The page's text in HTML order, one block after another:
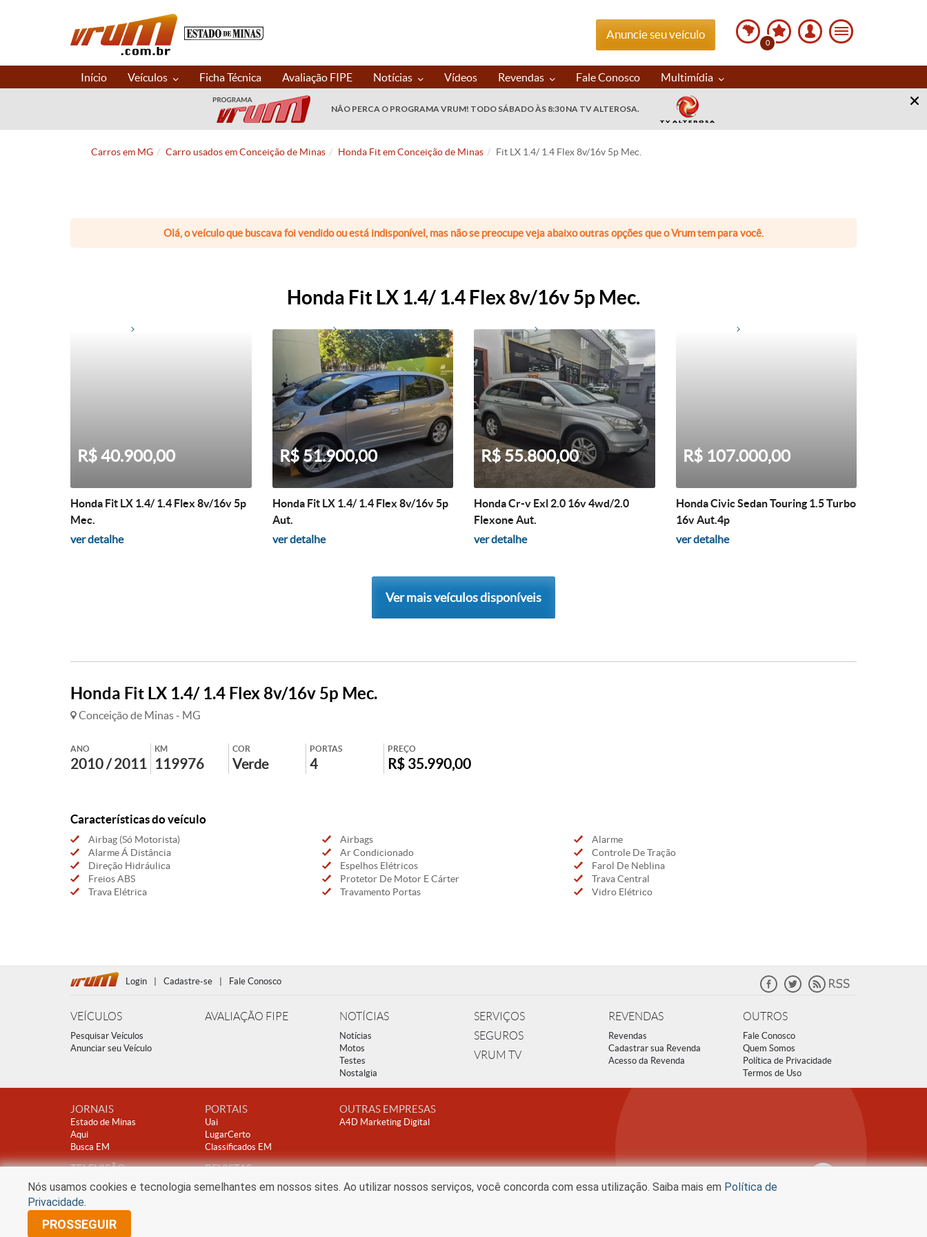
Anuncie seu veículo
0
Início Veículos Ficha Técnica Avaliação FIPE Notícias Vídeos Revendas Fale Conosco Multimídia
NÃO PERCA O PROGRAMA VRUM! TODO SÁBADO ÀS 8:30 NA TV ALTEROSA.
Carros em MG Carro usados em Conceição de Minas Honda Fit em Conceição de Minas Fit LX 1.4/ 1.4 Flex 8v/16v 5p Mec.
Olá, o veículo que buscava foi vendido ou está indisponível, mas não se preocupe veja abaixo outras opções que o Vrum tem para você.
Honda Fit LX 1.4/ 1.4 Flex 8v/16v 5p Mec.
R$ 40.900,00
Honda Fit LX 1.4/ 1.4 Flex 8v/16v 5p
Mec.
ver detalhe
R$ 51.900,00
Honda Fit LX 1.4/ 1.4 Flex 8v/16v 5p
Aut.
ver detalhe
R$ 55.800,00
Honda Cr-v Exl 2.0 16v 4wd/2.0
Flexone Aut.
ver detalhe
R$ 107.000,00
Honda Civic Sedan Touring 1.5 Turbo
16v Aut.4p
ver detalhe
Ver mais veículos disponíveis
Honda Fit LX 1.4/ 1.4 Flex 8v/16v 5p Mec.
Conceição de Minas - MG
ANO
2010 / 2011
KM
119976
COR
Verde
PORTAS
4
PREÇO
R$ 35.990,00
Características do veículo
Airbag (Só Motorista) Airbags
Alarme
Alarme Á Distância
Ar Condicionado
Controle De Tração
Direção Hidráulica
Espelhos Elétricos
Farol De Neblina
Freios ABS
Protetor De Motor E Cárter
Trava Central
Trava Elétrica
Travamento Portas Vidro Elétrico
Login | Cadastre-se | Fale Conosco
VEÍCULOS
Pesquisar Veículos
Anunciar seu Veículo
AVALIAÇÃO FIPE NOTÍCIAS
Notícias
Motos
Testes
Nostalgia
SERVIÇOS
SEGUROS
VRUM TV
REVENDAS
Revendas
Cadastrar sua Revenda
Acesso da Revenda
OUTROS
Fale Conosco
Quem Somos
Política de Privacidade
Termos de Uso
JORNAIS
Estado de Minas
Aqui
Busca EM
TELEVISÃO
TV Alterosa
PORTAIS
Uai
LugarCerto
Classificados EM
REVISTAS
Encontro
Clube A
OUTRAS EMPRESAS
A4D Marketing Digital
Nós usamos cookies e tecnologia semelhantes em nossos sites. Ao utilizar nossos serviços, você concorda com essa utilização. Saiba mais em Política de
Privacidade.
PROSSEGUIR